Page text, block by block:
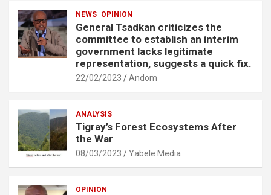
NEWS OPINION
General Tsadkan criticizes the
committee to establish an interim
government lacks legitimate
representation, suggests a quick fix.
22/02/2023 Andom
ANALYSIS
Tigray’s Forest Ecosystems After
the War
08/03/2023 Yabele Media
OPINION